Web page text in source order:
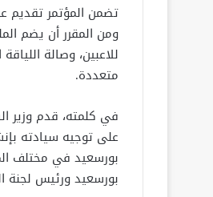
تضمن المؤتمر تقديم
للاعبين، وصالة
متعددة.
في كلمته، قدم وزير
على توجيه سيادته
بورسعيد في مختلف
بورسعيد ورئيس لجنة